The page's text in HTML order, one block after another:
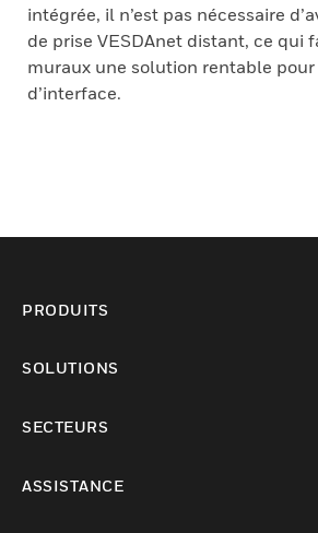
intégrée, il n’est pas nécessaire
de prise VESDAnet distant, ce qui
muraux une solution rentable pour
d’interface.
PRODUITS
SOLUTIONS
SECTEURS
ASSISTANCE